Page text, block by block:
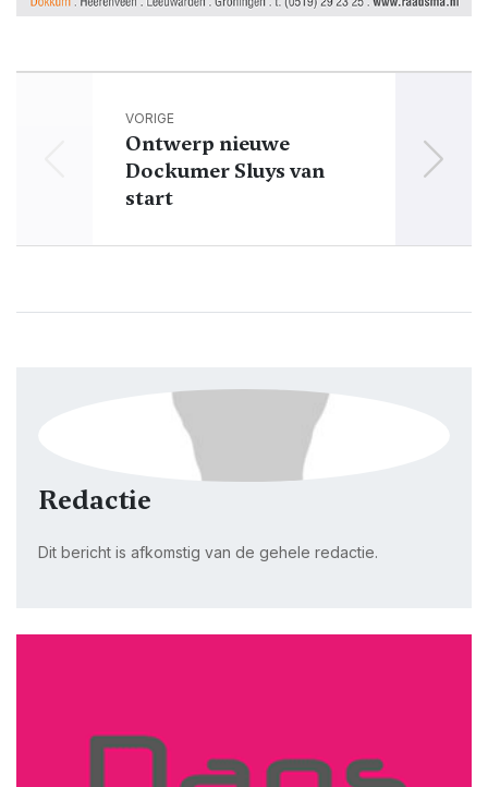
VORIGE
Ontwerp nieuwe
Dockumer Sluys van
start
Redactie
Dit bericht is afkomstig van de gehele redactie.